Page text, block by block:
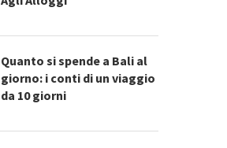
Quanto si spende a Bali al
giorno: i conti di un viaggio
da 10 giorni